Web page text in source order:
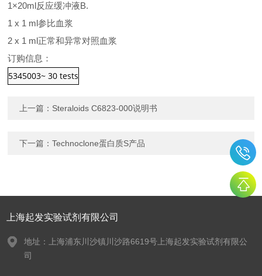
1×20ml反应缓冲液B.
1 x 1 ml参比血浆
2 x 1 ml正常和异常对照血浆
订购信息：
5345003~ 30 tests
上一篇： Steraloids C6823-000说明书
下一篇：Technoclone蛋白质S产品
上海起发实验试剂有限公司
地址：上海浦东川沙镇川沙路6619号上海起发实验试剂有限公
司